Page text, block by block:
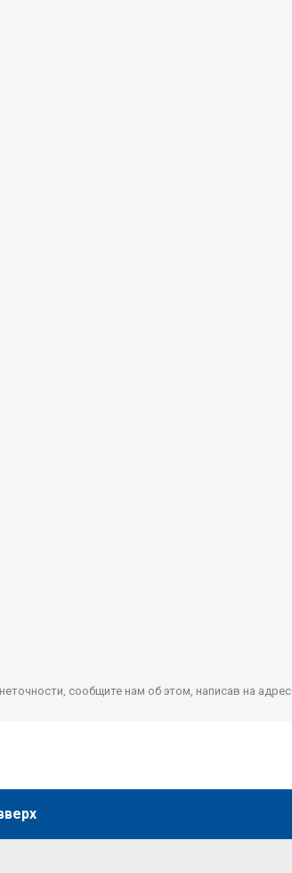
сообщите нам об этом, написав на адрес